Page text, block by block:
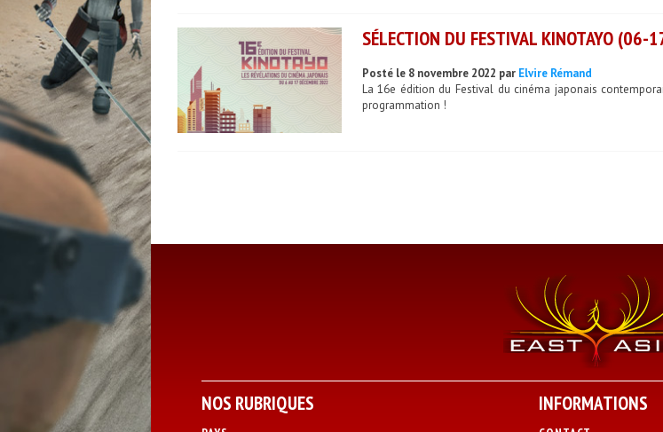
SÉLECTION DU FESTIVAL KINOTAYO
Posté le 8 novembre 2022 par Elvire Rémand
La 16e édition du Festival du cinéma japonais
programmation !
NOS RUBRIQUES INFORMATIONS